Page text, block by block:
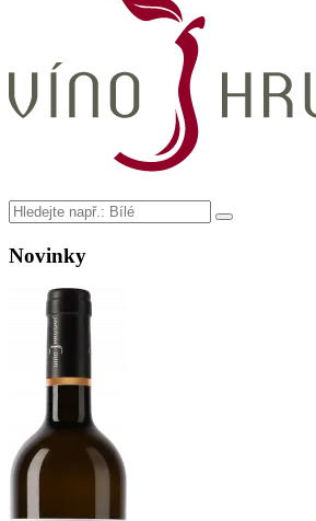
Novinky